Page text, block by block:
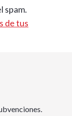
spam.
de tus